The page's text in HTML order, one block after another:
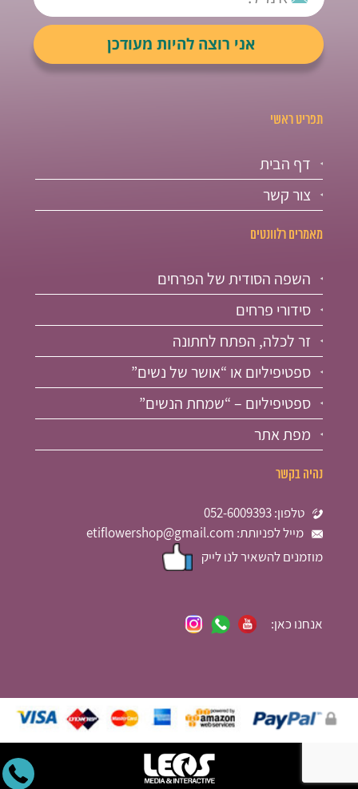
תפריט ראשי
דף הבית
צור קשר
מאמרים רלוונטים
השפה הסודית של הפרחים
סידורי פרחים
זר לכלה, הפתח לחתונה
ספטיפיליום או “אושר של נשים”
ספטיפיליום – “שמחת הנשים”
מפת אתר
נהיה בקשר
טלפון: 052-6009393
מייל לפניותת: etiflowershop@gmail.com
מוזמנים להשאיר לנו לייק
אנחנו כאן: